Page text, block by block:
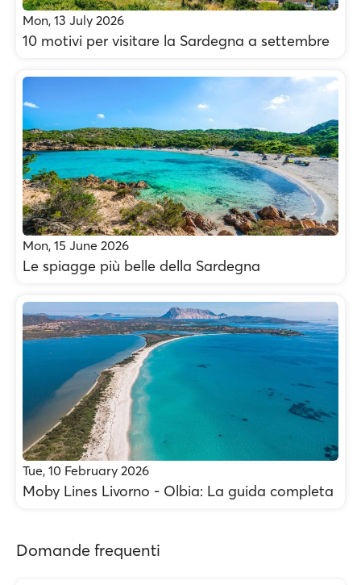
Mon, 13 July 2026
10 motivi per visitare la Sardegna a settembre
Mon, 15 June 2026
Le spiagge più belle della Sardegna
Tue, 10 February 2026
Moby Lines Livorno - Olbia: La guida completa
Domande frequenti